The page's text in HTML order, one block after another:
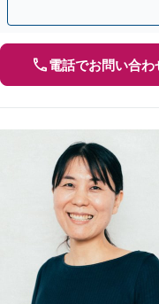
電話でお問い合わ